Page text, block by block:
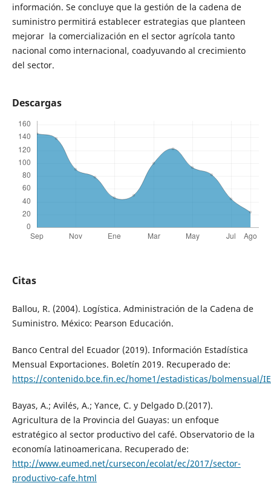
información. Se concluye que la gestión de la cadena de
suministro permitirá establecer estrategias que planteen
mejorar la comercialización en el sector agrícola tanto
nacional como internacional, coadyuvando al crecimiento
del sector.
Descargas
Citas
Ballou, R. (2004). Logística. Administración de la Cadena de
Suministro. México: Pearson Educación.
Banco Central del Ecuador (2019). Información Estadística
Mensual Exportaciones. Boletín 2019. Recuperado de:
https://contenido.bce.fin.ec/home1/estadisticas/bolmensual/
Bayas, A.; Avilés, A.; Yance, C. y Delgado D.(2017).
Agricultura de la Provincia del Guayas: un enfoque
estratégico al sector productivo del café. Observatorio de la
economía latinoamericana. Recuperado de:
http://www.eumed.net/cursecon/ecolat/ec/2017/sector-
productivo-cafe.html